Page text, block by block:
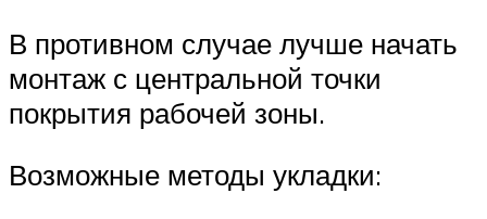
В противном случае лучше начать
монтаж с центральной точки
покрытия рабочей зоны.
Возможные методы укладки: